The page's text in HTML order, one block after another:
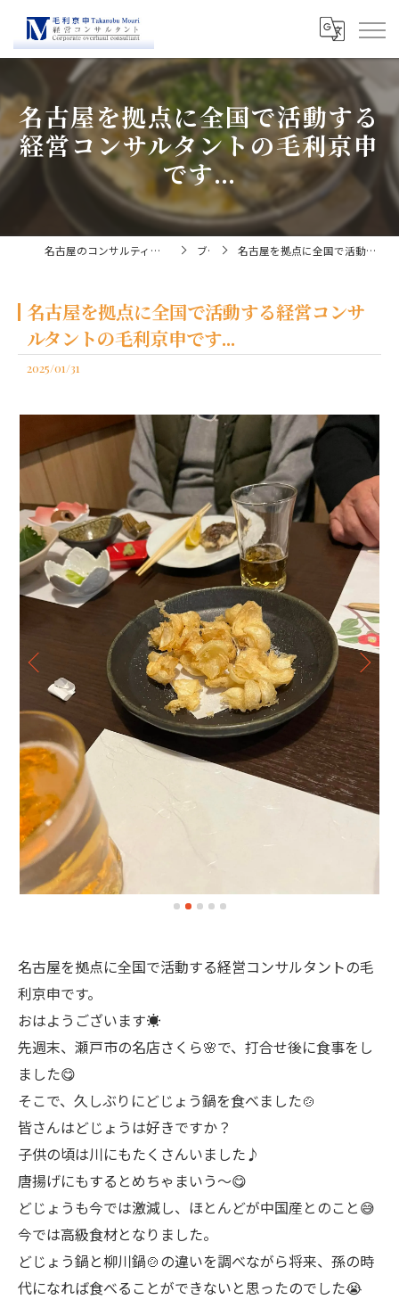
名古屋を拠点に全国で活動する
経営コンサルタントの毛利京申
です...
名古屋のコンサルティングなら経営コンサルタント毛利京申 ブログ 名古屋を拠点に全国で活動する経営コンサルタントの毛利京申です...
名古屋を拠点に全国で活動する経営コンサ
ルタントの毛利京申です...
2025/01/31
名古屋を拠点に全国で活動する経営コンサルタントの毛
利京申です。
おはようございます☀
先週末、瀬戸市の名店さくら🌸で、打合せ後に食事をし
ました😋
そこで、久しぶりにどじょう鍋を食べました🍲
皆さんはどじょうは好きですか？
子供の頃は川にもたくさんいました♪
唐揚げにもするとめちゃまいう〜😋
どじょうも今では激減し、ほとんどが中国産とのこと😅
今では高級食材となりました。
どじょう鍋と柳川鍋🍲の違いを調べながら将来、孫の時
代になれば食べることができないと思ったのでした😭